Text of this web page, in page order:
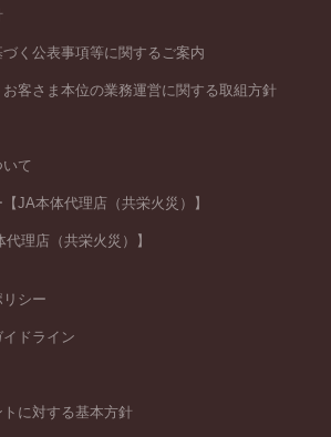
く公表事項等に関するご案内
客さま本位の業務運営に関する取組方針
て
JA本体代理店（共栄火災）】
理店（共栄火災）】
シー
ドライン
に対する基本方針